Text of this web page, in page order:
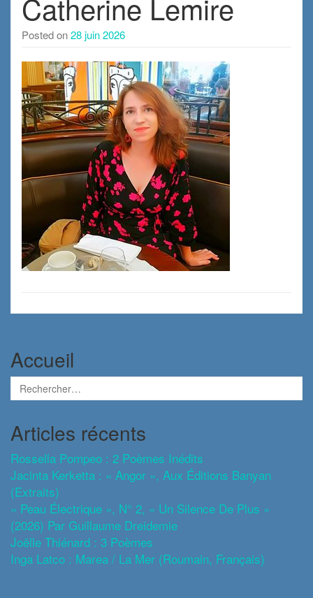
Catherine Lemire
Posted on28 juin 2026
Accueil
Articles récents
Rossella Pompeo : 2 Poèmes Inédits
Jacinta Kerketta : « Angor », Aux Éditions Banyan
(extraits)
« Peau Électrique », N° 2, « Un Silence De Plus »
(2026) Par Guillaume Dreidemie
Joëlle Thiénard : 3 Poèmes
Inga Latco : Marea / La Mer (roumain, Français)